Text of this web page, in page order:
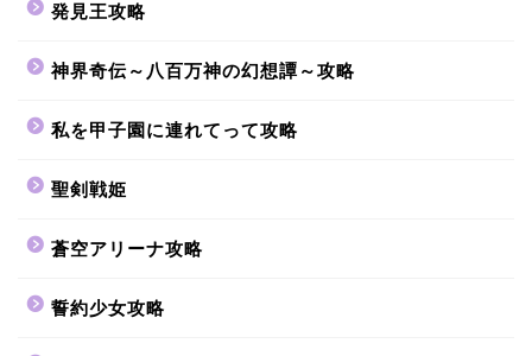
発見王攻略
神界奇伝～八百万神の幻想譚～攻略
私を甲子園に連れてって攻略
聖剣戦姫
蒼空アリーナ攻略
誓約少女攻略